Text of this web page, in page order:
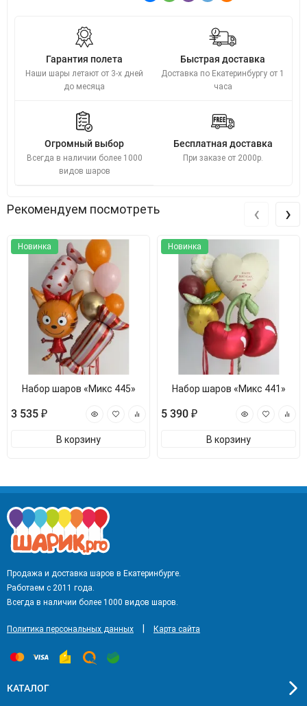
Гарантия полета
Наши шары летают от 3-х дней
до месяца
Быстрая доставка
Доставка по Екатеринбургу от 1
часа
Огромный выбор
Всегда в наличии более 1000
видов шаров
Бесплатная доставка
При заказе от 2000р.
Рекомендуем посмотреть
Новинка
Набор шаров «Микс 445»
3 535 ₽
В корзину
Новинка
Набор шаров «Микс 441»
5 390 ₽
В корзину
‹ ›
Продажа и доставка шаров в Екатеринбурге.
Работаем с 2011 года.
Всегда в наличии более 1000 видов шаров.
Политика персональных данных Карта сайта
КАТАЛОГ